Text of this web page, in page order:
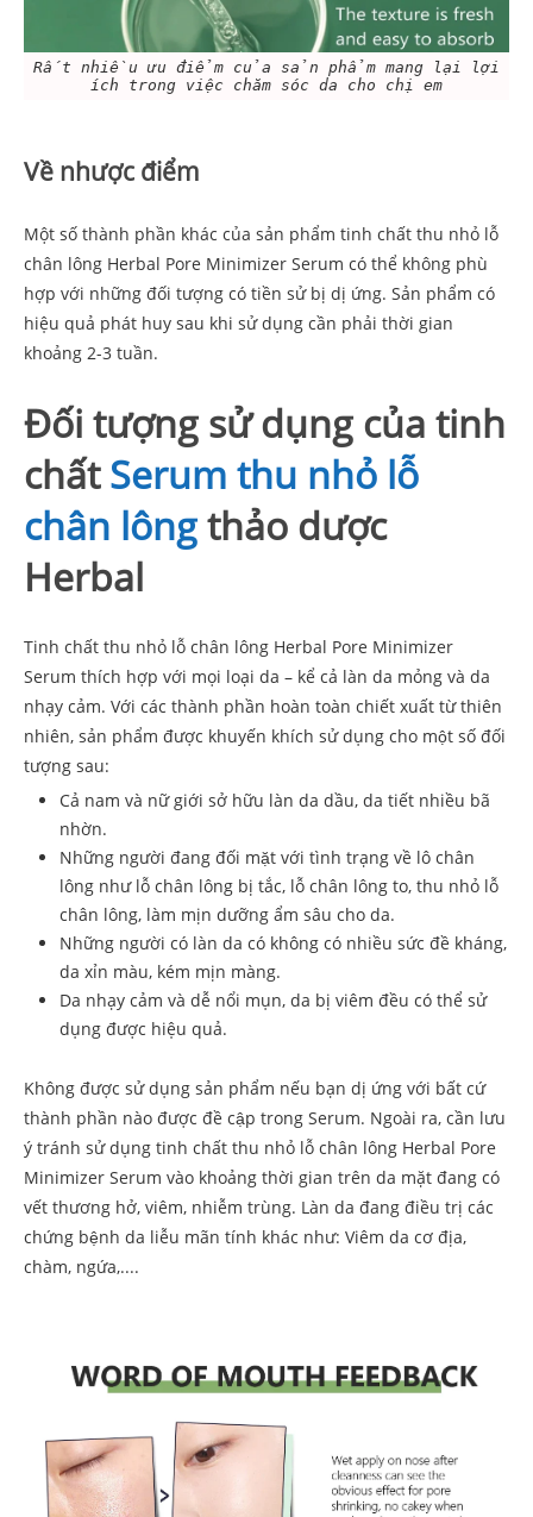
Rất nhiều ưu điểm của sản phẩm mang lại lợi
ích trong việc chăm sóc da cho chị em
Về nhược điểm
Một số thành phần khác của sản phẩm tinh chất thu nhỏ lỗ
chân lông Herbal Pore Minimizer Serum có thể không phù
hợp với những đối tượng có tiền sử bị dị ứng. Sản phẩm có
hiệu quả phát huy sau khi sử dụng cần phải thời gian
khoảng 2-3 tuần.
Đối tượng sử dụng của tinh
chấtSerum thu nhỏ lỗ
chân lôngthảo dược
Herbal
Tinh chất thu nhỏ lỗ chân lông Herbal Pore Minimizer
Serum thích hợp với mọi loại da – kể cả làn da mỏng và da
nhạy cảm. Với các thành phần hoàn toàn chiết xuất từ thiên
nhiên, sản phẩm được khuyến khích sử dụng cho một số đối
tượng sau:
Cả nam và nữ giới sở hữu làn da dầu, da tiết nhiều bã
nhờn.
Những người đang đối mặt với tình trạng về lô chân
lông như lỗ chân lông bị tắc, lỗ chân lông to, thu nhỏ lỗ
chân lông, làm mịn dưỡng ẩm sâu cho da.
Những người có làn da có không có nhiều sức đề kháng,
da xỉn màu, kém mịn màng.
Da nhạy cảm và dễ nổi mụn, da bị viêm đều có thể sử
dụng được hiệu quả.
Không được sử dụng sản phẩm nếu bạn dị ứng với bất cứ
thành phần nào được đề cập trong Serum. Ngoài ra, cần lưu
ý tránh sử dụng tinh chất thu nhỏ lỗ chân lông Herbal Pore
Minimizer Serum vào khoảng thời gian trên da mặt đang có
vết thương hở, viêm, nhiễm trùng. Làn da đang điều trị các
chứng bệnh da liễu mãn tính khác như: Viêm da cơ địa,
chàm, ngứa,....